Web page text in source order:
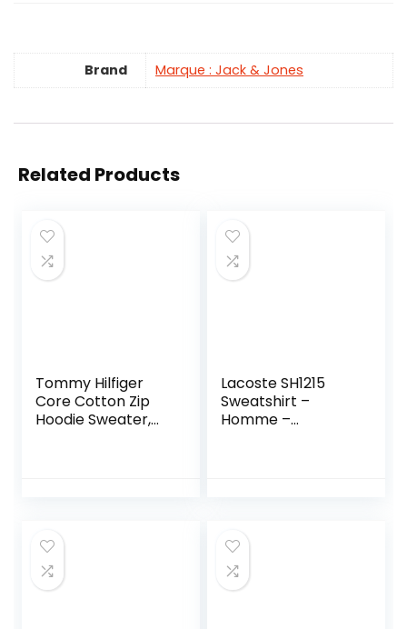
Brand Marque : Jack & Jones
Related Products
Tommy Hilfiger
Core Cotton Zip
Hoodie Sweater,
Lacoste SH1215
Sweatshirt –
Homme –